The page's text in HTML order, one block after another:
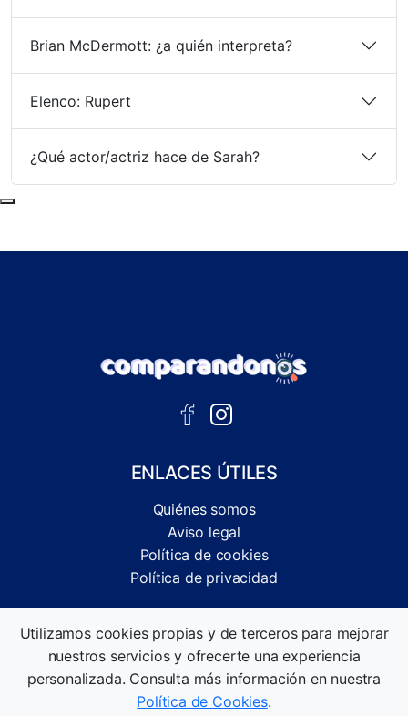
Brian McDermott: ¿a quién interpreta?
Elenco: Rupert
¿Qué actor/actriz hace de Sarah?
ENLACES ÚTILES
Quiénes somos
Aviso legal
Política de cookies
Política de privacidad
informativas.
©2026 Comparandonos. Todos los derechos reservados.
Utilizamos cookies propias y de terceros para mejorar
nuestros servicios y ofrecerte una experiencia
personalizada. Consulta más información en nuestra
Política de Cookies.